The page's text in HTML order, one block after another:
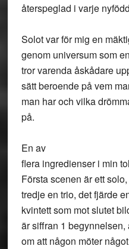
återspeglad i varje
Solot var för mig en
genom universum som
tror varenda åskådare
sätt beroende på vem
man har och vilka
på.
En av
flera ingredienser i min
Första scenen är ett
tredje en trio, det fjärde
kvintett som mot slutet
är siffran 1
om att någon möter